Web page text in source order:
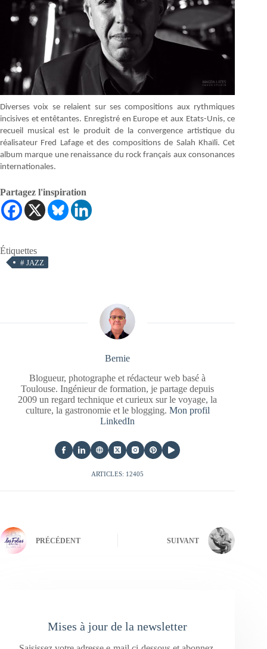
Diverses voix se relaient sur ses compositions aux rythmiques
incisives et entêtantes. Enregistré en Europe et aux Etats-Unis, ce
recueil musical est le produit de la convergence artistique du
réalisateur Fred Lafage et des compositions de Salah Khaïli. Cet
album marque une renaissance du rock français aux consonances
internationales.
Partagez l'inspiration
Étiquettes
# JAZZ
Bernie
Blogueur, photographe et rédacteur web basé à
Toulouse. Ingénieur de formation, je partage depuis
2009 un regard technique et curieux sur le voyage, la
culture, la gastronomie et le blogging. Mon profil
LinkedIn
ARTICLES: 12405
PRÉCÉDENT SUIVANT
Mises à jour de la newsletter